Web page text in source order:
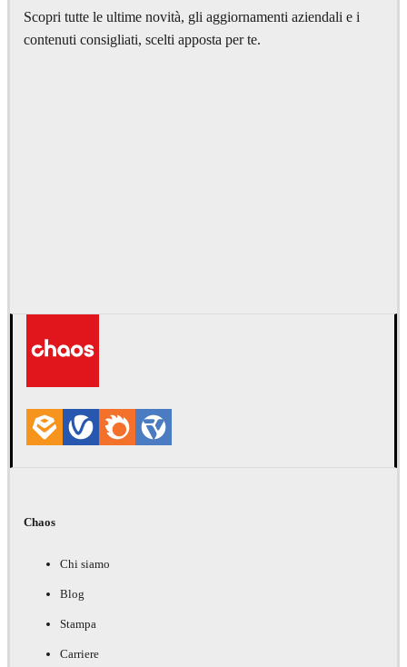
Scopri tutte le ultime novità, gli aggiornamenti aziendali e i
contenuti consigliati, scelti apposta per te.
Chaos
Chi siamo
Blog
Stampa
Carriere